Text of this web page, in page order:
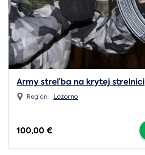
Army streľba na krytej strelnici
Región: Lozorno
100,00 €